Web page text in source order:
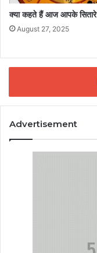
क्या कहते हैं आज आपके सितारे
August 27, 2025
Advertisement